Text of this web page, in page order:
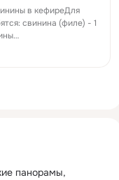
в кефиреДля
- 1
панорамы,